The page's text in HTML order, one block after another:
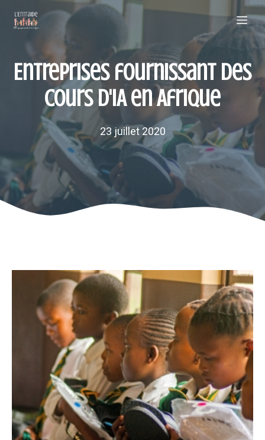
Entreprises fournissant des
cours d'IA en Afrique
23 juillet 2020